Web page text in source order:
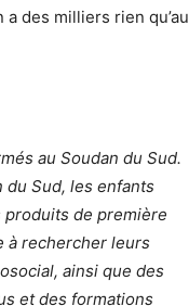
des milliers rien qu’au
au Soudan du Sud.
du Sud, les enfants
produits de première
à rechercher leurs
ainsi que des
et des formations